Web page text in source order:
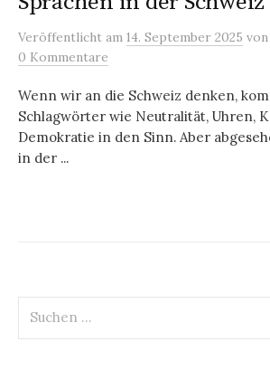
Veröffentlicht am 14. September 2025 von
0 Kommentare
Wenn wir an die Schweiz denken,
Schlagwörter wie Neutralität, Uhren,
Demokratie in den Sinn. Aber
in der ...
nach: